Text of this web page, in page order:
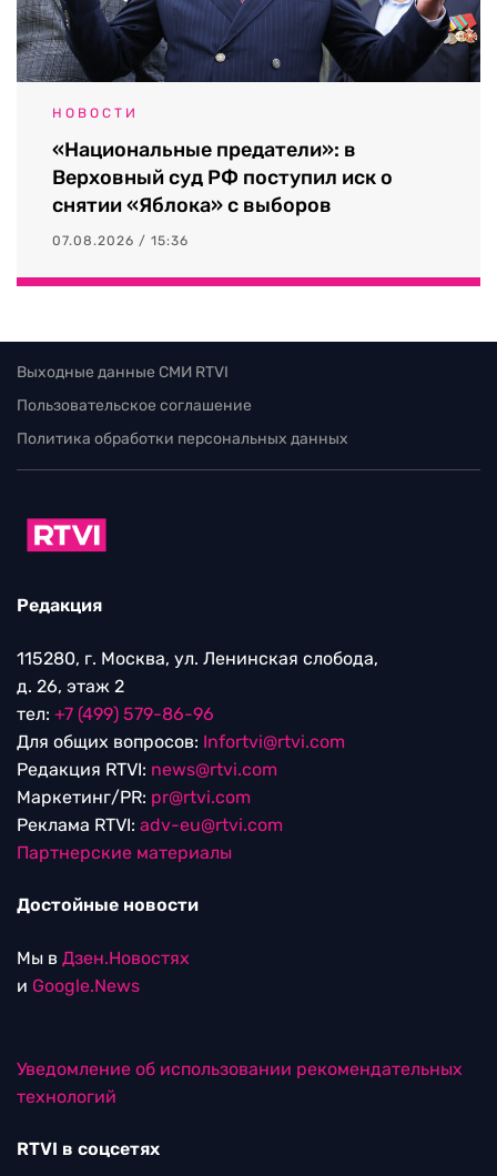
НОВОСТИ
«Национальные предатели»: в
Верховный суд РФ поступил иск о
снятии «Яблока» с выборов
07.08.2026 / 15:36
Выходные данные СМИ RTVI
Пользовательское соглашение
Политика обработки персональных данных
Редакция
115280, г. Москва, ул. Ленинская слобода,
д. 26, этаж 2
тел: +7 (499) 579-86-96
Для общих вопросов: Infortvi@rtvi.com
Редакция RTVI: news@rtvi.com
Маркетинг/PR: pr@rtvi.com
Реклама RTVI: adv-eu@rtvi.com
Партнерские материалы
Достойные новости
Мы в Дзен.Новостях
и Google.News
Уведомление об использовании рекомендательных
технологий
RTVI в соцсетях